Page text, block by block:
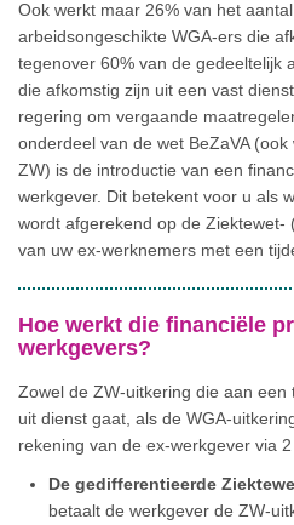
Ook werkt maar 26% van het
arbeidsongeschikte WGA-ers die
tegenover 60% van de gedeeltelijk
die afkomstig zijn uit een vast
regering om vergaande
onderdeel van de wet BeZaVA
ZW) is de introductie van een
werkgever. Dit betekent voor u als
wordt afgerekend op de Ziektewet-
van uw ex-werknemers met een
Hoe werkt die financiële
werkgevers?
Zowel de ZW-uitkering die aan
uit dienst gaat, als de WGA-
rekening van de ex-werkgever via
De gedifferentieerde
betaalt de werkgever de ZW-